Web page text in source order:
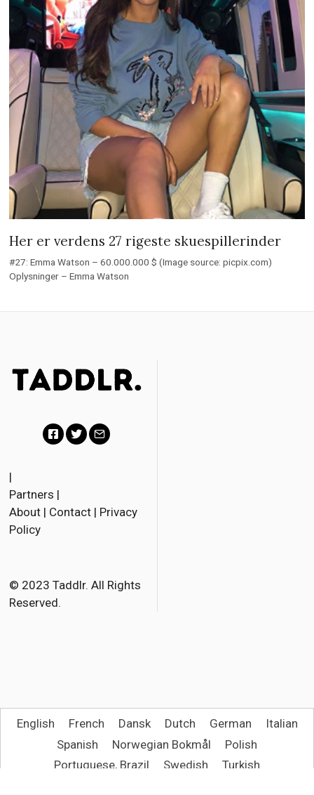
Her er verdens 27 rigeste skuespillerinder
#27: Emma Watson – 60.000.000 $ (Image source: picpix.com)
Oplysninger – Emma Watson
c
e
o
k
t
r
i
|
Partners |
About | Contact | Privacy
Policy
© 2023 Taddlr. All Rights
Reserved.
English French Dansk Dutch German
Italian
Spanish
Norwegian Bokmål
Polish
Portuguese, Brazil
Swedish Turkish